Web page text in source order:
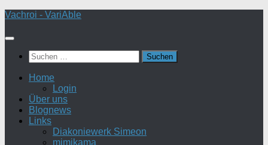
Zum
springen
Vachroi - VariAble
Suchen
nach:
Home
Login
Über uns
Blognews
Links
Diakoniewerk Simeon
mimikama